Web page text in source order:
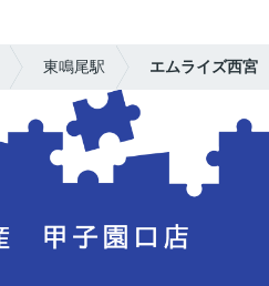
東鳴尾駅 エムライズ西宮